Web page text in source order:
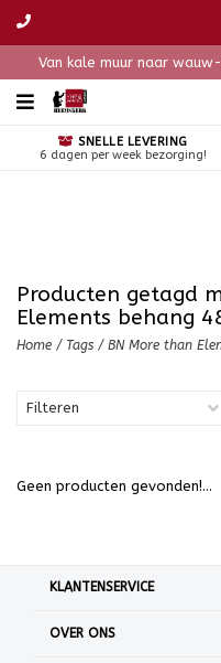
Van kale muur naar
SNELLE LEVERING
6 dagen per week bezorging!
Producten getagd
Elements behang
Home / Tags / BN More than
Filteren
Geen producten gevonden!...
KLANTENSERVICE
OVER ONS